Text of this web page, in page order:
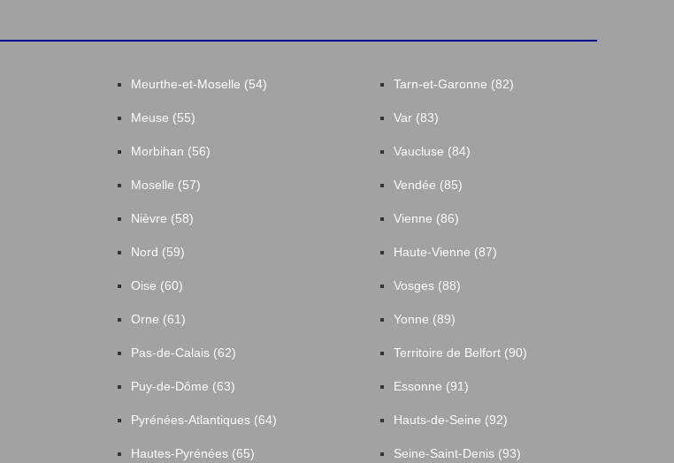
Meurthe-et-Moselle (54)
Meuse (55)
Morbihan (56)
Moselle (57)
Nièvre (58)
Nord (59)
Oise (60)
Orne (61)
Pas-de-Calais (62)
Puy-de-Dôme (63)
Pyrénées-Atlantiques (64)
Hautes-Pyrénées (65)
Tarn-et-Garonne (82)
Var (83)
Vaucluse (84)
Vendée (85)
Vienne (86)
Haute-Vienne (87)
Vosges (88)
Yonne (89)
Territoire de Belfort (90)
Essonne (91)
Hauts-de-Seine (92)
Seine-Saint-Denis (93)